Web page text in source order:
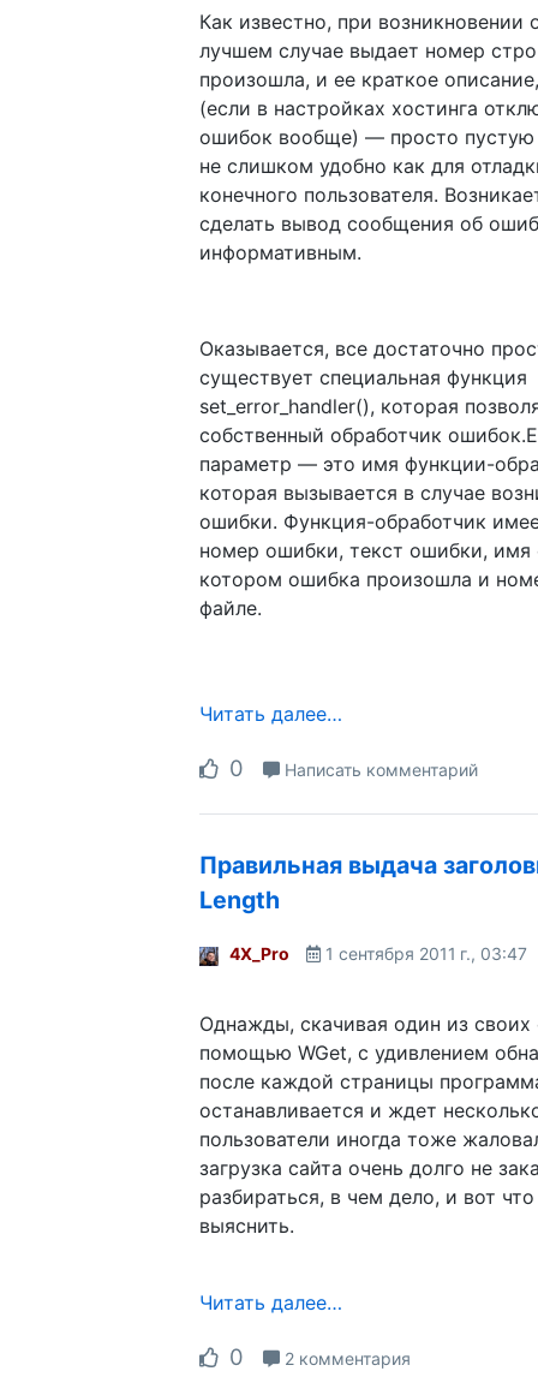
Как известно, при возникновении
лучшем случае выдает номер
произошла, и ее краткое
(если в настройках хостинга
ошибок вообще) — просто пустую
не слишком удобно как для
конечного пользователя.
сделать вывод сообщения об
информативным.
Оказывается, все достаточно
существует специальная функция
set_error_handler(), которая
собственный обработчик
параметр — это имя функции-
которая вызывается в случае
ошибки. Функция-обработчик
номер ошибки, текст ошибки, имя
котором ошибка произошла и
файле.
Читать далее…
0 Написать комментарий
Правильная выдача
Length
4X_Pro 1 сентября 2011 г., 03:47
Однажды, скачивая один из своих
помощью WGet, с удивлением
после каждой страницы
останавливается и ждет
пользователи иногда тоже
загрузка сайта очень долго не
разбираться, в чем дело, и вот
выяснить.
Читать далее…
0 2 комментария